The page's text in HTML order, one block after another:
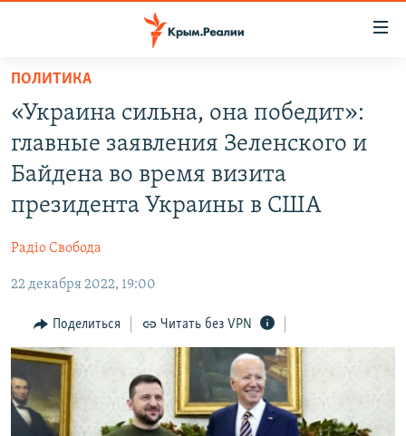
Вернуться
основному
содержанию
Вернутся
главной
Вернутся
СПЕЦПРОЕКТЫ
ГРУЗ 200
КАРТА ВОЕННЫХ ОБЪЕКТОВ КРЫМА
ВОДА
ИНФОГРАФИКА
ТЕЛЕПРОЕКТ КРЫМ.РЕАЛИИ
СОВЕТЫ ПРАВОЗАЩИТНИКОВ
ПРОПАВШИЕ БЕЗ ВЕСТИ
ПОБЕДИТЕЛЕЙ НЕ СУДЯТ?
РАДІО СВОБОДА
КАК ОБОЙТИ БЛОКИРОВКУ
Qırımtatar
ПРИСОЕДИНЯЙТЕСЬ!
ПОЛИТИКА
«Украина сильна, она победит»:
главные заявления Зеленского и
Байдена во время визита
президента Украины в США
Радіо Свобода
22 декабря 2022, 19:00
Поделиться Читать без VPN